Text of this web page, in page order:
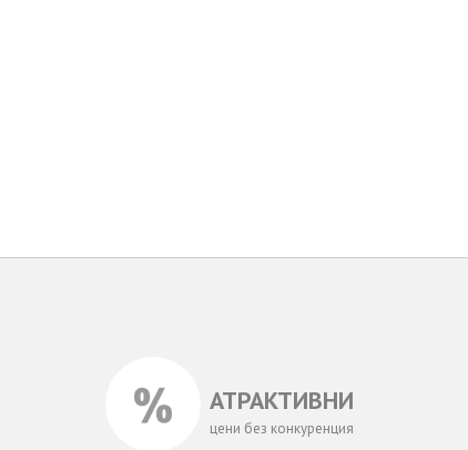
АТРАКТИВНИ
цени без конкуренция